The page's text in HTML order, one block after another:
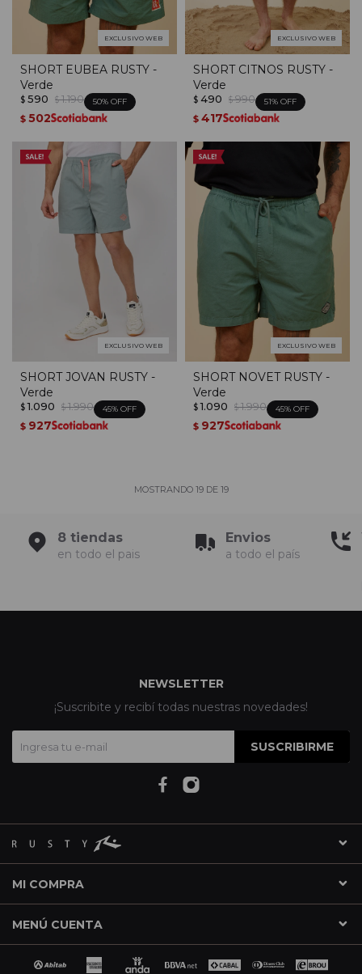
EXCLUSIVO WEB
SHORT EUBEA RUSTY -
Verde
$ 590 $ 1.190 50
$ 502
EXCLUSIVO WEB
SHORT CITNOS RUSTY -
Verde
$ 490 $ 990 51
$ 417
EXCLUSIVO WEB
SHORT JOVAN RUSTY -
Verde
$ 1.090 $ 1.990 45
$ 927
EXCLUSIVO WEB
SHORT NOVET RUSTY -
Verde
$ 1.090 $ 1.990 45
$ 927
MOSTRANDO 19DE 19
8 tiendas
en todo el pais
Envios
a todo el país
MI COMPRA
MENÚ CUENTA
NEWSLETTER
¡Suscribite y recibí todas nuestras novedades!
SUSCRIBIRME